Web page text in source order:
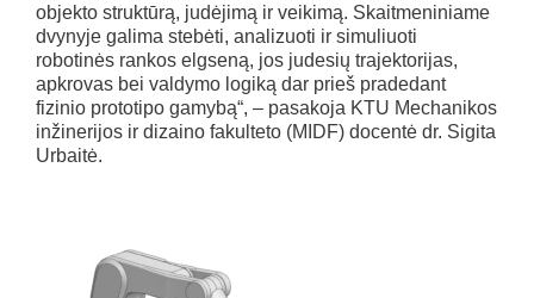
objekto struktūrą, judėjimą ir veikimą. Skaitmeniniame
dvynyje galima stebėti, analizuoti ir simuliuoti
robotinės rankos elgseną, jos judesių trajektorijas,
apkrovas bei valdymo logiką dar prieš pradedant
fizinio prototipo gamybą“, – pasakoja KTU Mechanikos
inžinerijos ir dizaino fakulteto (MIDF) docentė dr. Sigita
Urbaitė.